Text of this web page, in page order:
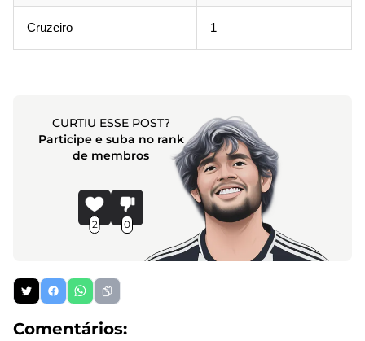
Cruzeiro 1
CURTIU ESSE POST?
Participe e suba no rank
de membros
2 0
Comentários: